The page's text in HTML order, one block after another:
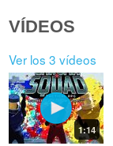
VÍDEOS
Ver los 3 vídeos
1:14